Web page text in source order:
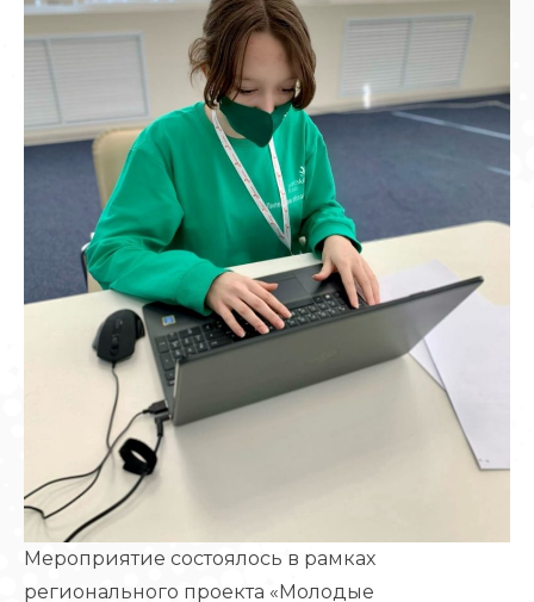
Мероприятие состоялось в рамках
регионального проекта «Молодые